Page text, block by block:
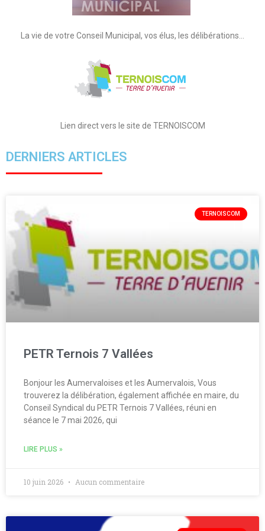
La vie de votre Conseil Municipal, vos élus, les délibérations…
Lien direct vers le site de TERNOISCOM
DERNIERS ARTICLES
TERNOISCOM
PETR Ternois 7 Vallées
Bonjour les Aumervaloises et les Aumervalois, Vous
trouverez la délibération, également affichée en maire, du
Conseil Syndical du PETR Ternois 7 Vallées, réuni en
séance le 7 mai 2026, qui
LIRE PLUS »
10 juin 2026 Aucun commentaire